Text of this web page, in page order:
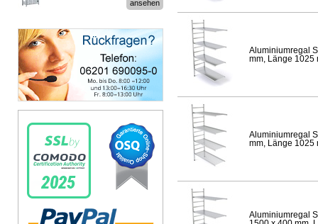
ansehen
Aluminiumregal
mm, Länge 1025
Aluminiumregal
mm, Länge 1025
Aluminiumregal